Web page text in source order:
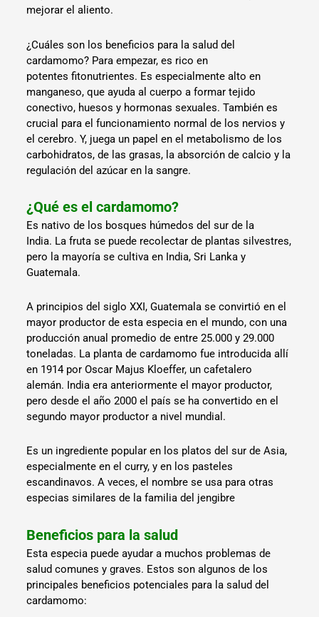
mejorar el aliento.
¿Cuáles son los beneficios para la salud del
cardamomo? Para empezar, es rico en
potentes fitonutrientes. Es especialmente alto en
manganeso, que ayuda al cuerpo a formar tejido
conectivo, huesos y hormonas sexuales. También es
crucial para el funcionamiento normal de los nervios y
el cerebro. Y, juega un papel en el metabolismo de los
carbohidratos, de las grasas, la absorción de calcio y la
regulación del azúcar en la sangre.
¿Qué es el cardamomo?
Es nativo de los bosques húmedos del sur de la
India. La fruta se puede recolectar de plantas silvestres,
pero la mayoría se cultiva en India, Sri Lanka y
Guatemala.
A principios del siglo XXI, Guatemala se convirtió en el
mayor productor de esta especia en el mundo, con una
producción anual promedio de entre 25.000 y 29.000
toneladas. La planta de cardamomo fue introducida allí
en 1914 por Oscar Majus Kloeffer, un cafetalero
alemán. India era anteriormente el mayor productor,
pero desde el año 2000 el país se ha convertido en el
segundo mayor productor a nivel mundial.
Es un ingrediente popular en los platos del sur de Asia,
especialmente en el curry, y en los pasteles
escandinavos. A veces, el nombre se usa para otras
especias similares de la familia del jengibre
Beneficios para la salud
Esta especia puede ayudar a muchos problemas de
salud comunes y graves. Estos son algunos de los
principales beneficios potenciales para la salud del
cardamomo: